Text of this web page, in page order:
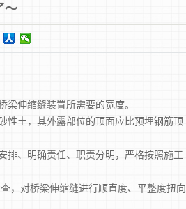
～
伸缩缝装置所需要的宽度。
土，其外露部位的顶面应比预埋钢筋顶
、明确责任、职责分明，严格按照施工
对桥梁伸缩缝进行顺直度、平整度扭向